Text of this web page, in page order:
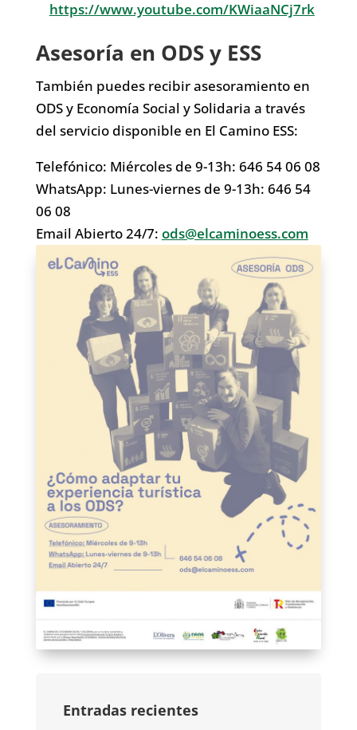
https://www.youtube.com/KWiaaNCj7rk
Asesoría en ODS y ESS
También puedes recibir asesoramiento en
ODS y Economía Social y Solidaria a través
del servicio disponible en El Camino ESS:
Telefónico: Miércoles de 9-13h: 646 54 06 08
WhatsApp: Lunes-viernes de 9-13h: 646 54
06 08
Email Abierto 24/7: ods@elcaminoess.com
Entradas recientes